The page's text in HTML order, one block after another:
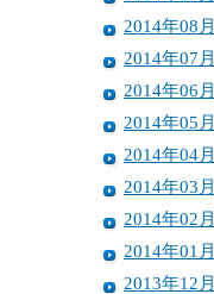
2014年08月
2014年07月
2014年06月
2014年05月
2014年04月
2014年03月
2014年02月
2014年01月
2013年12月